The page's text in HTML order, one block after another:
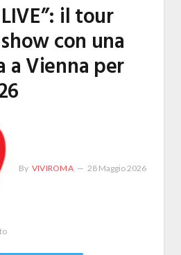
il tour
con una
a Vienna per
By VIVIROMA 28 Maggio 2026